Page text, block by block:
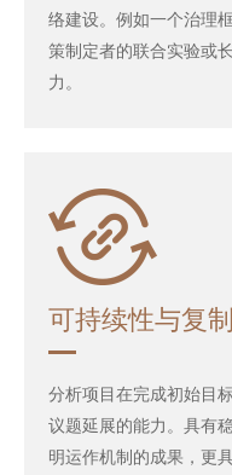
络建设。例如一个治理
策制定者的联合实验或
力。
可持续性与复
分析项目在完成初始目
议题延展的能力。具有
明运作机制的成果，更